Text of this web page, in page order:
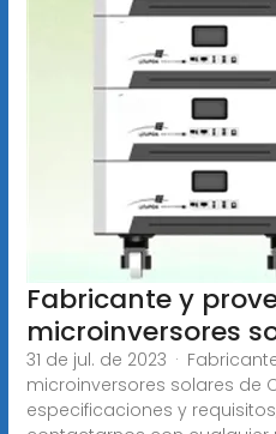
Fabricante y
microinversores
31 de jul. de 2023 ·
microinversores solares de
especificaciones y